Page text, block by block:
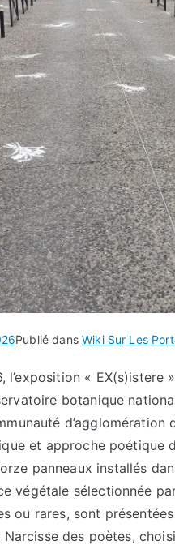
Publié dansWiki Sur Les
« EX(s)istere
botanique
et approche poétique
panneaux installés
végétale sélectionnée
ou rares, sont
des poètes,